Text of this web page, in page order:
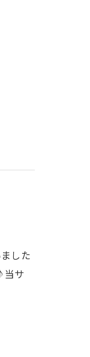
した
当サ